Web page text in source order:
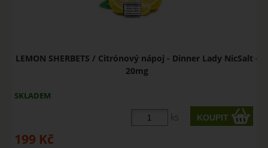
LEMON SHERBETS / Citrónový nápoj - Dinner Lady NicSalt -
20mg
SKLADEM
ks
199 Kč